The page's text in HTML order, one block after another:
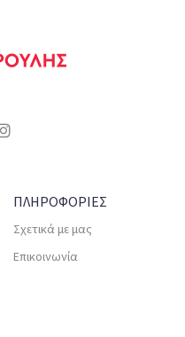
ΠΛΗΡΟΦΟΡΙΕΣ
Σχετικά με μας
Επικοινωνία